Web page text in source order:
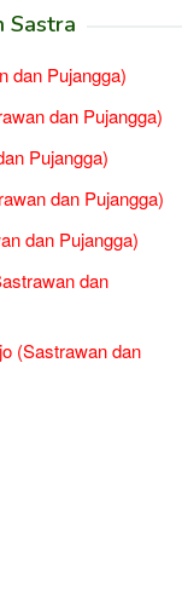
Sastra
dan Pujangga)
dan Pujangga)
Pujangga)
dan Pujangga)
dan Pujangga)
dan
(Sastrawan dan